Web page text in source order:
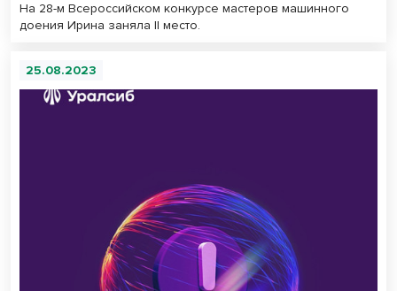
На 28-м Всероссийском конкурсе мастеров машинного
доения Ирина заняла II место.
25.08.2023